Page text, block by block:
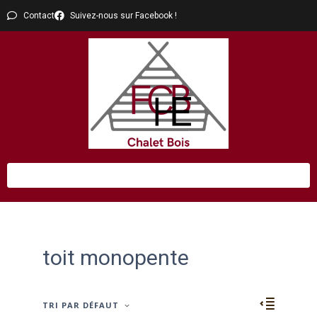
Contact Suivez-nous sur Facebook !
toit monopente
TRI PAR DÉFAUT